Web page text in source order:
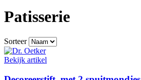
Patisserie
Sorteer
Bekijk artikel